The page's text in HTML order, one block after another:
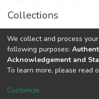
Collections
Amharic Language,
Full item page
We collect and process
following purposes:
Acknowledgement and
To learn more, please read
Customize